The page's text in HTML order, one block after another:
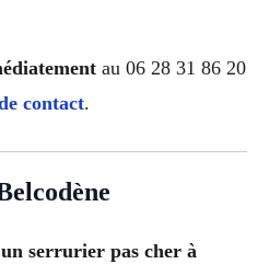
au 06 28 31 86 20
contact.
serrurier pas cher à